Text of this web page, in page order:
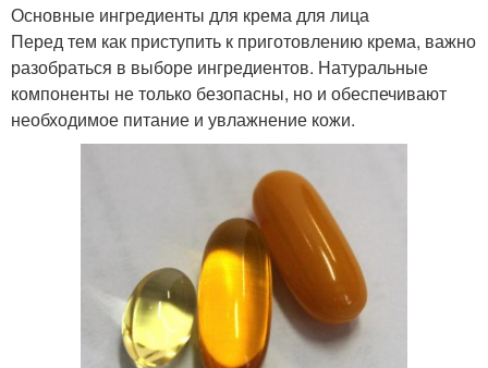
Основные ингредиенты для крема для лица
Перед тем как приступить к приготовлению крема, важно
разобраться в выборе ингредиентов. Натуральные
компоненты не только безопасны, но и обеспечивают
необходимое питание и увлажнение кожи.